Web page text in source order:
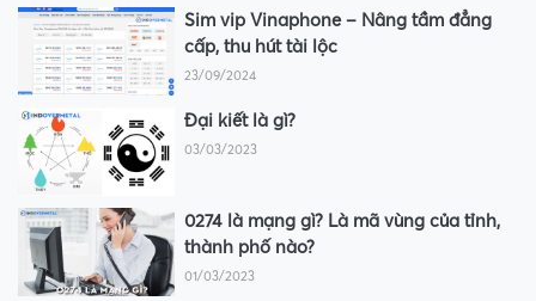
Sim vip Vinaphone – Nâng tầm đẳng
cấp, thu hút tài lộc
23/09/2024
Đại kiết là gì?
03/03/2023
0274 là mạng gì? Là mã vùng của tỉnh,
thành phố nào?
01/03/2023